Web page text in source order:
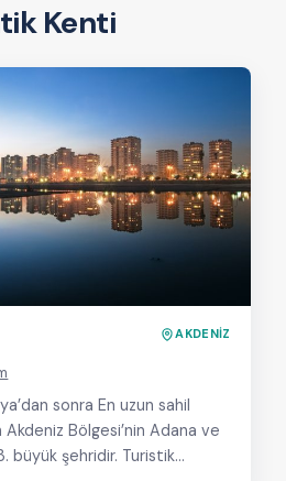
Kenti
AKDENİZ
sonra En uzun sahil
Bölgesi’nin Adana ve
büyük şehridir. Turistik…